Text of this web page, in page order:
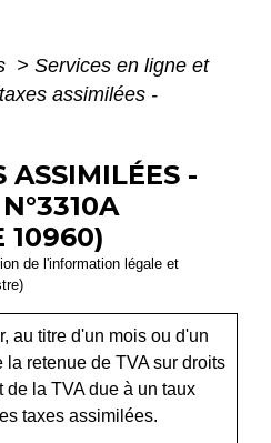
> Services en ligne et
assimilées -
ASSIMILÉES -
10960)
de l'information légale et
au titre d'un mois ou d'un
la retenue de TVA sur droits
de la TVA due à un taux
taxes assimilées.